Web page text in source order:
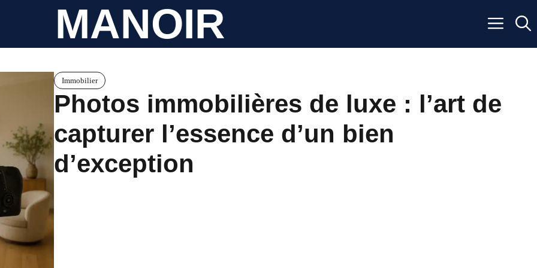
MANOIR
Immobilier
Photos immobilières de luxe : l’art de
capturer l’essence d’un bien
d’exception